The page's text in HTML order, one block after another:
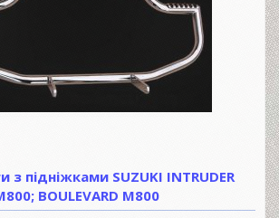
з підніжками SUZUKI INTRUDER
BOULEVARD M800